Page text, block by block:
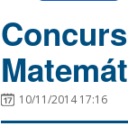
10/11/2014 17:16